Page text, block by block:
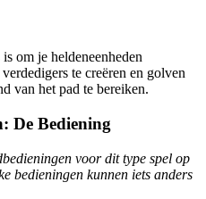
om je heldeneenheden
te creëren en golven
van het pad te bereiken.
De Bediening
voor dit type spel op
bedieningen kunnen iets anders